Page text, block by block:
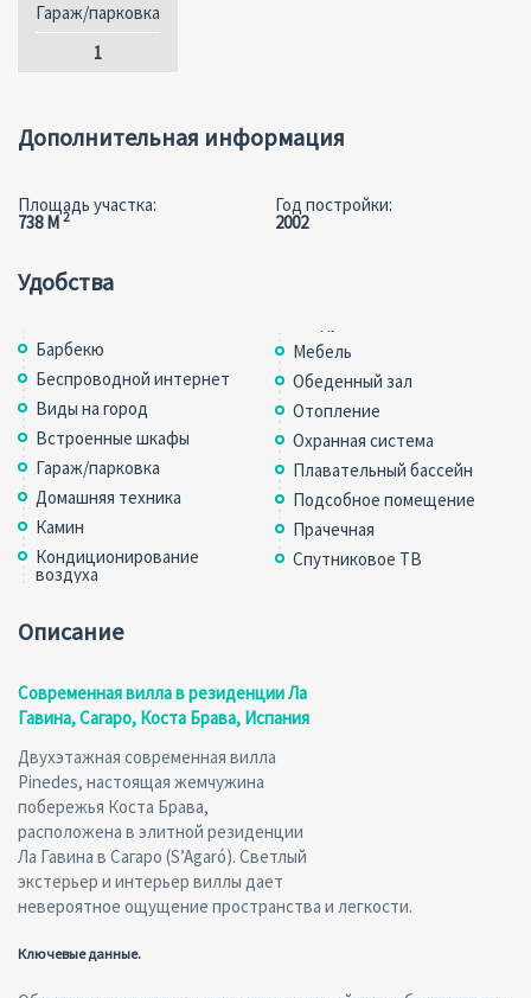
Гараж/парковка
1
Дополнительная информация
Площадь участка:
738 M2
Год постройки:
2002
Удобства
Барбекю
Беспроводной интернет
Виды на город
Встроенные шкафы
Гараж/парковка
Домашняя техника
Камин
Кондиционирование
воздуха
Мебель
Обеденный зал
Отопление
Охранная система
Плавательный бассейн
Подсобное помещение
Прачечная
Спутниковое ТВ
Описание
Современная вилла в резиденции Ла
Гавина, Сагаро, Коста Брава, Испания
Двухэтажная современная вилла
Pinedes, настоящая жемчужина
побережья Коста Брава,
расположена в элитной резиденции
Ла Гавина в Сагаро (S’Agaró). Светлый
экстерьер и интерьер виллы дает
невероятное ощущение пространства и легкости.
Ключевые данные.